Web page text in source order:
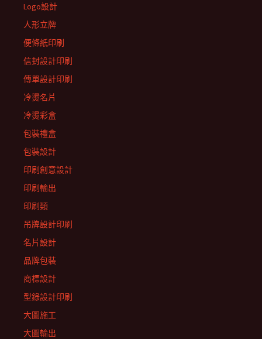
Logo設計
人形立牌
便條紙印刷
信封設計印刷
傳單設計印刷
冷燙名片
冷燙彩盒
包裝禮盒
包裝設計
印刷創意設計
印刷輸出
印刷類
吊牌設計印刷
名片設計
品牌包裝
商標設計
型錄設計印刷
大圖施工
大圖輸出